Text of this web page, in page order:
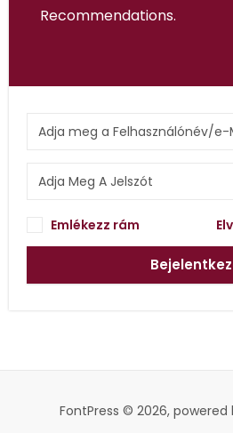
Recommendations.
Emlékezz rám
FontPress © 2026, powered